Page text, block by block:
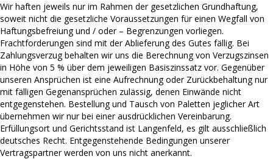
Wir haften jeweils nur im Rahmen der gesetzlichen Grundhaftung,
soweit nicht die gesetzliche Voraussetzungen für einen Wegfall von
Haftungsbefreiung und / oder – Begrenzungen vorliegen.
Frachtforderungen sind mit der Ablieferung des Gutes fällig. Bei
Zahlungsverzug behalten wir uns die Berechnung von Verzugszinsen
in Höhe von 5 % über dem jeweiligen Basiszinssatz vor. Gegenüber
unseren Ansprüchen ist eine Aufrechnung oder Zurückbehaltung nur
mit fälligen Gegenansprüchen zulässig, denen Einwände nicht
entgegenstehen. Bestellung und Tausch von Paletten jeglicher Art
übernehmen wir nur bei einer ausdrücklichen Vereinbarung.
Erfüllungsort und Gerichtsstand ist Langenfeld, es gilt ausschließlich
deutsches Recht. Entgegenstehende Bedingungen unserer
Vertragspartner werden von uns nicht anerkannt.